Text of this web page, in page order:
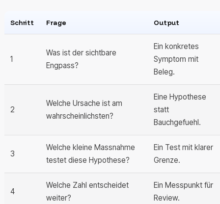
Schritt Frage Output
1
Was ist der sichtbare
Engpass?
Ein konkretes
Symptom mit
Beleg.
2
Welche Ursache ist am
wahrscheinlichsten?
Eine Hypothese
statt
Bauchgefuehl.
3
Welche kleine Massnahme
testet diese Hypothese?
Ein Test mit klarer
Grenze.
4
Welche Zahl entscheidet
weiter?
Ein Messpunkt für
Review.